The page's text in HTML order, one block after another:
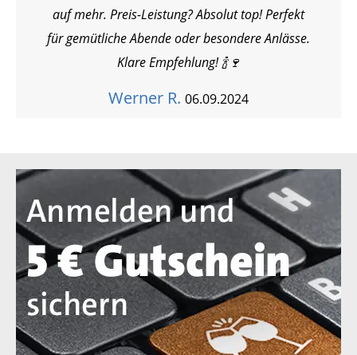
auf mehr. Preis-Leistung? Absolut top! Perfekt
für gemütliche Abende oder besondere Anlässe.
Klare Empfehlung! 🍾🍷
Werner R. 06.09.2024